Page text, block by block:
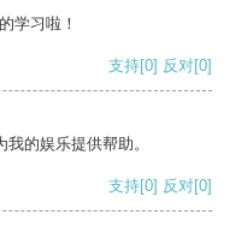
学习啦！
支持[0] 反对[0]
的娱乐提供帮助。
支持[0] 反对[0]